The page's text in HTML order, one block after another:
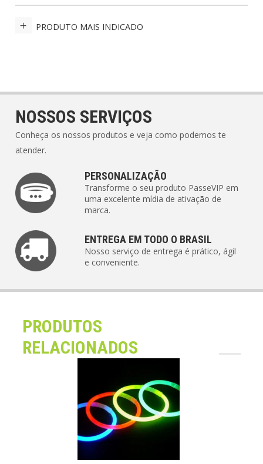
PRODUTO MAIS INDICADO
NOSSOS SERVIÇOS
Conheça os nossos produtos e veja como podemos te
atender.
PERSONALIZAÇÃO
Transforme o seu produto PasseVIP em
uma excelente mídia de ativação de
marca.
ENTREGA EM TODO O BRASIL
Nosso serviço de entrega é prático, ágil
e conveniente.
PRODUTOS
RELACIONADOS